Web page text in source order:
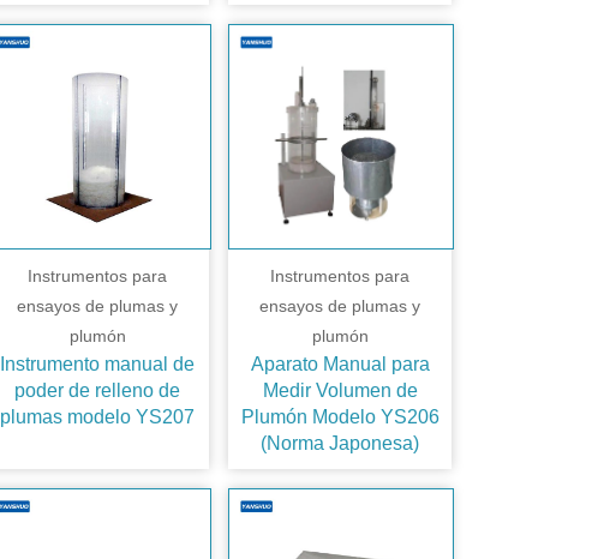
Instrumentos para
ensayos de plumas y
plumón
Instrumento manual de
poder de relleno de
plumas modelo YS207
Instrumentos para
ensayos de plumas y
plumón
Aparato Manual para
Medir Volumen de
Plumón Modelo YS206
(Norma Japonesa)